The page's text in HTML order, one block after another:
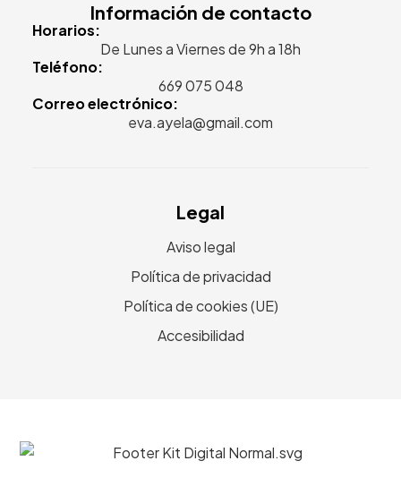
Información de contacto
Horarios:
De Lunes a Viernes de 9h a 18h
Teléfono:
669 075 048
Correo electrónico:
eva.ayela@gmail.com
Legal
Aviso legal
Política de privacidad
Política de cookies (UE)
Accesibilidad